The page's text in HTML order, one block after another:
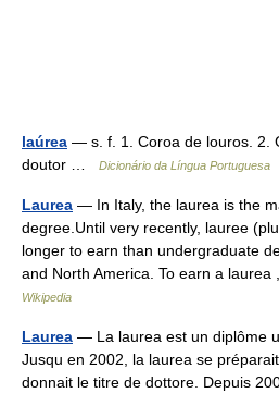
laúrea — s. f. 1. Coroa de louros. 2.
doutor …
Dicionário da Língua Portuguesa
Laurea — In Italy, the laurea is the
degree.Until very recently, lauree
longer to earn than undergraduate
and North America. To earn a
Wikipedia
Laurea — La laurea est un diplôme
Jusqu en 2002, la laurea se
donnait le titre de dottore. Depuis